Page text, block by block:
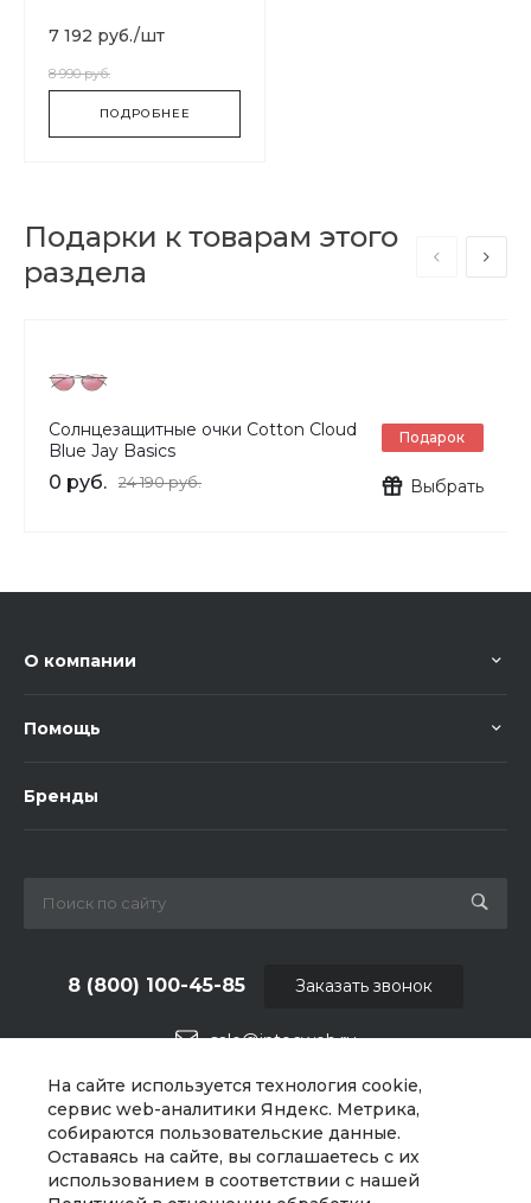
На сайте используется технология cookie,
сервис web-аналитики Яндекс. Метрика,
собираются пользовательские данные.
Оставаясь на сайте, вы соглашаетесь с их
использованием в соответствии с нашей
7 192 руб./шт
8 990 руб.
ПОДРОБНЕЕ
Подарки к товарам этого
раздела
Солнцезащитные очки Cotton Cloud
Blue Jay Basics
0 руб. 24 190 руб.
Подарок
Выбрать
О компании
Помощь
Бренды
sale@intecweb.ru
8 (800) 100-45-85
г. Челябинск, ул.Свободы, д.93, оф. 6
Заказать звонок